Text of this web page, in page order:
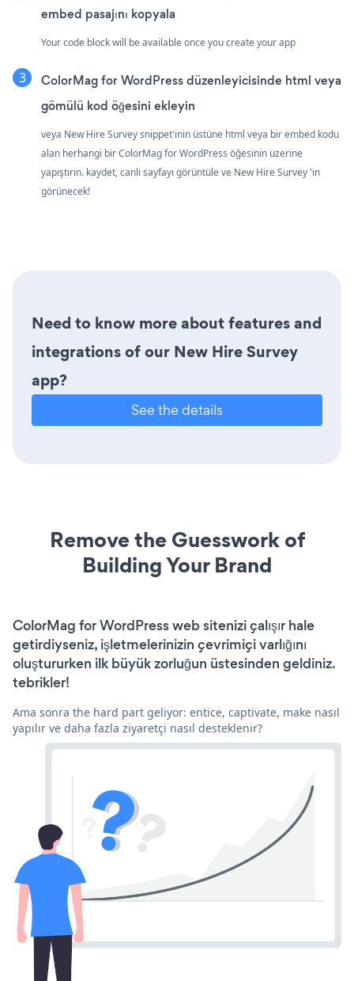
embed pasajını kopyala
Your code block will be available once you create your app
ColorMag for WordPress düzenleyicisinde html veya
gömülü kod öğesini ekleyin
veya New Hire Survey snippet'inin üstüne html veya bir embed kodu
alan herhangi bir ColorMag for WordPress öğesinin üzerine
yapıştırın. kaydet, canlı sayfayı görüntüle ve New Hire Survey 'in
görünecek!
Need to know more about features and
integrations of our New Hire Survey
app?
See the details
Remove the Guesswork of
Building Your Brand
ColorMag for WordPress web sitenizi çalışır hale
getirdiyseniz, işletmelerinizin çevrimiçi varlığını
oluştururken ilk büyük zorluğun üstesinden geldiniz.
tebrikler!
Ama sonra the hard part geliyor: entice, captivate, make nasıl
yapılır ve daha fazla ziyaretçi nasıl desteklenir?